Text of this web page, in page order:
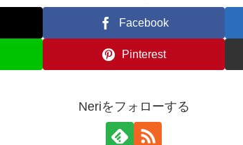
Facebook
Pinterest
Neriをフォローする